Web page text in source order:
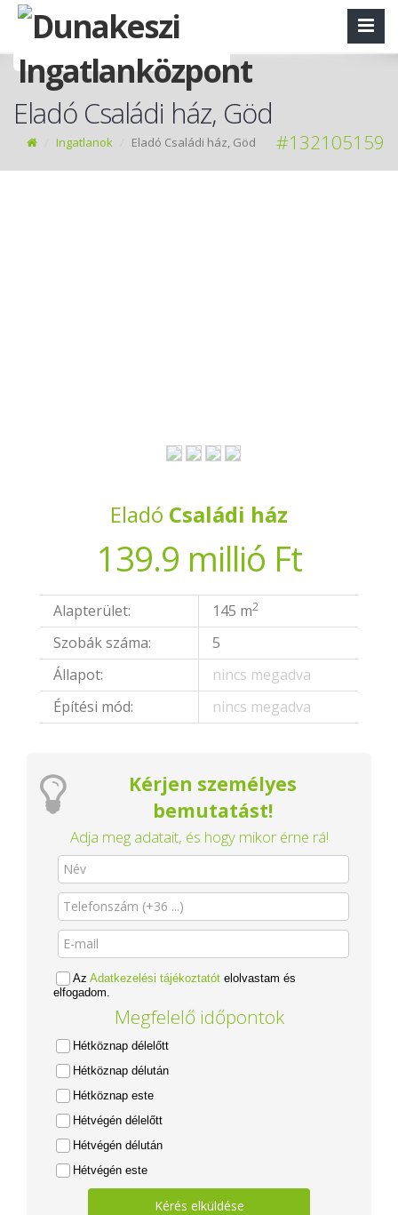
Eladó Családi ház, Göd
Ingatlanok Eladó Családi ház, Göd #132105159
Eladó Családi ház
139.9 millió Ft
Alapterület: 145 m2
Szobák száma:
5
Állapot:
nincs megadva
Építési mód:
nincs megadva
Kérjen személyes
bemutatást!
Adja meg adatait, és hogy mikor érne rá!
Az Adatkezelési tájékoztatót elolvastam és
elfogadom.
Megfelelő időpontok
Hétköznap délelőtt
Hétköznap délután
Hétköznap este
Hétvégén délelőtt
Hétvégén délután
Hétvégén este
Kérés elküldése